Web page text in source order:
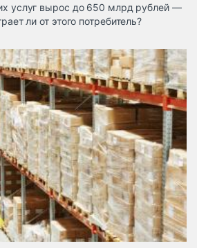
грузовые
терминалы
транспорт
Спецтехника
Автосервис,
запчасти, шины
Топливо, масла и
автохимия
Дзен
услуг вырос до 650 млрд рублей —
ли от этого потребитель?